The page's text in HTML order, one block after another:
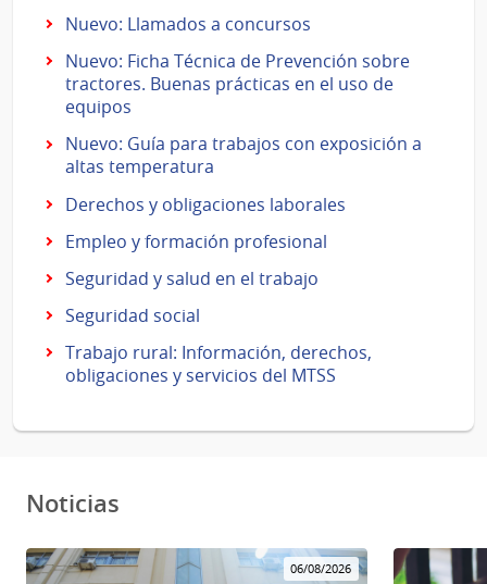
Nuevo: Llamados a concursos
Nuevo: Ficha Técnica de Prevención sobre
tractores. Buenas prácticas en el uso de
equipos
Nuevo: Guía para trabajos con exposición a
altas temperatura
Derechos y obligaciones laborales
Empleo y formación profesional
Seguridad y salud en el trabajo
Seguridad social
Trabajo rural: Información, derechos,
obligaciones y servicios del MTSS
Noticias
06/08/2026